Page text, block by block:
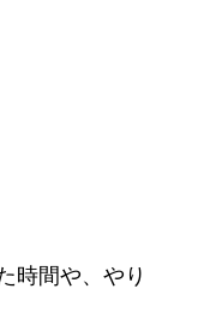
時間や、やり